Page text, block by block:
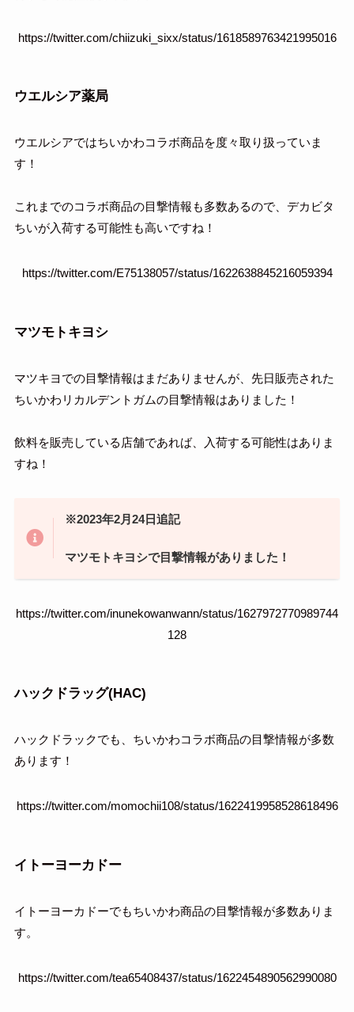
https://twitter.com/chiizuki_sixx/status/1618589763421995016
ウエルシア薬局
ウエルシアではちいかわコラボ商品を度々取り扱っていま
す！
これまでのコラボ商品の目撃情報も多数あるので、デカビタ
ちいが入荷する可能性も高いですね！
https://twitter.com/E75138057/status/1622638845216059394
マツモトキヨシ
マツキヨでの目撃情報はまだありませんが、先日販売された
ちいかわリカルデントガムの目撃情報はありました！
飲料を販売している店舗であれば、入荷する可能性はありま
すね！
※2023年2月24日追記
マツモトキヨシで目撃情報がありました！
https://twitter.com/inunekowanwann/status/1627972770989744
128
ハックドラッグ(HAC)
ハックドラックでも、ちいかわコラボ商品の目撃情報が多数
あります！
https://twitter.com/momochii108/status/1622419958528618496
イトーヨーカドー
イトーヨーカドーでもちいかわ商品の目撃情報が多数ありま
す。
https://twitter.com/tea65408437/status/1622454890562990080